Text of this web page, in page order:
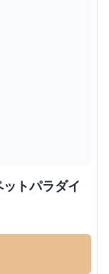
トパラダイ